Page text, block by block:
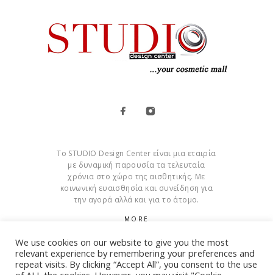
Το STUDIO Design Center είναι μια εταιρία
με δυναμική παρουσία τα τελευταία
χρόνια στο χώρο της αισθητικής. Με
κοινωνική ευαισθησία και συνείδηση για
την αγορά αλλά και για το άτομο.
MORE
Cookies
We use cookies on our website to give you the most
relevant experience by remembering your preferences and
repeat visits. By clicking “Accept All”, you consent to the use